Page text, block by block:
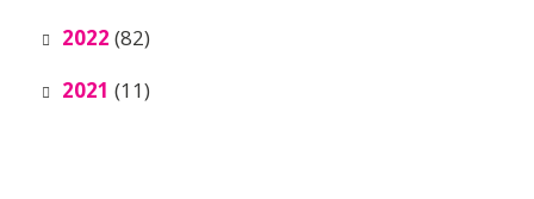
2022 (82)
2021 (11)